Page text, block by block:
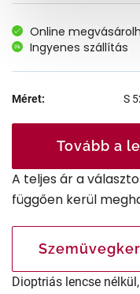
Online
Ingyenes szállítás
Méret: S
Tovább a
A teljes ár a
függően kerül
Dioptriás lencse